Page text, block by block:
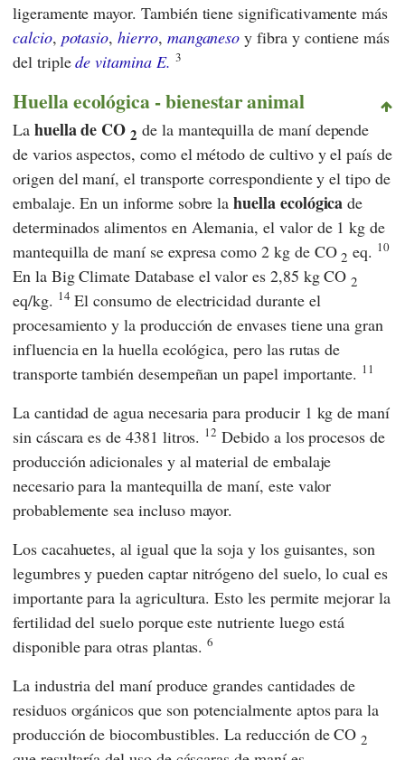
ligeramente mayor. También tiene significativamente más
calcio, potasio,hierro, manganeso y fibra y contiene más
del triplede vitamina E. 3
Huella ecológica - bienestar animal
La huella de CO2 de la mantequilla de maní depende
de varios aspectos, como el método de cultivo y el país de
origen del maní, el transporte correspondiente y el tipo de
embalaje. En un informe sobre lahuella ecológica de
determinados alimentos en Alemania, el valor de 1 kg de
mantequilla de maní se expresa como 2 kg de CO2 eq. 10
En la Big Climate Databaseel valor es 2,85 kg CO2
eq/kg. 14 El consumo de electricidad durante el
procesamiento y la producción de envases tiene una gran
influencia en la huella ecológica, pero las rutas de
transporte también desempeñan un papel importante. 11
La cantidad de agua necesaria para producir 1 kg de maní
sin cáscara es de 4381 litros. 12 Debido a los procesos de
producción adicionales y al material de embalaje
necesario para la mantequilla de maní, este valor
probablemente sea incluso mayor.
Los cacahuetes, al igual que la soja y los guisantes, son
legumbres y pueden captar nitrógeno del suelo, lo cual es
importante para la agricultura. Esto les permite mejorar la
fertilidad del suelo porque este nutriente luego está
disponible para otras plantas.6
La industria del maní produce grandes cantidades de
residuos orgánicos que son potencialmente aptos para la
producción de biocombustibles. La reducción de CO2